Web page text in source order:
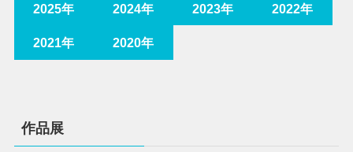
2025年 2024年 2023年 2022年
2021年 2020年
作品展